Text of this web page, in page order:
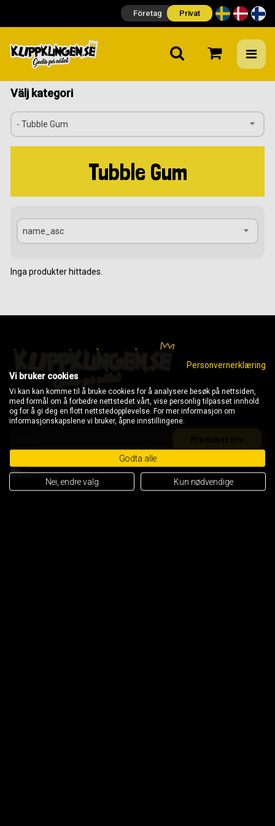
Företag Privat
Välj kategori
- Tubble Gum
Tubble Gum
name_asc
Inga produkter hittades.
Nå oss via mail: info@klippkungen.se
Personvernerklæring
Vi bruker cookies
Vi kan kan komme til å bruke cookies for å analysere besøk på nettsiden,
med formål om å forbedre nettstedet vårt, vise personlig tilpasset innhold
og for å gi deg en flott nettstedopplevelse. For mer informasjon om
informasjonskapslene vi bruker, åpne innstillingene.
Godta alle
Nei, endre valg Kun nødvendige